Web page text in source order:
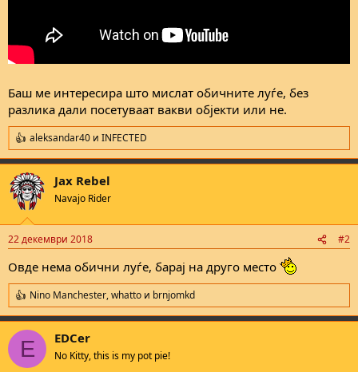
Баш ме интересира што мислат обичните луѓе, без
разлика дали посетуваат вакви објекти или не.
R
e
a
c
t
s
aleksandar40 и INFECTED
Jax Rebel
Navajo Rider
22 декември 2018 #2
Овде нема обични луѓе, барај на друго место
R
e
a
c
i
Nino Manchester,whatto и brnjomkd
E EDCer
No Kitty, this is my pot pie!